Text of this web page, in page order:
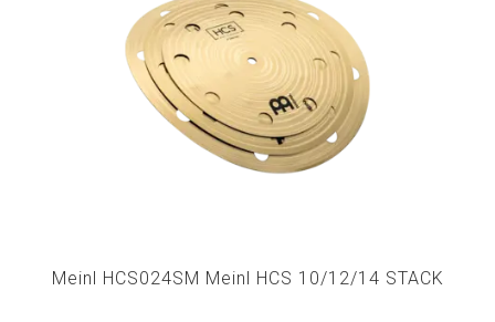
Meinl HCS024SM Meinl HCS 10/12/14 STACK